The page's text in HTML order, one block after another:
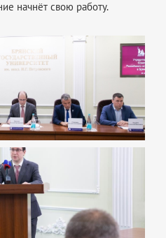
начнёт свою работу.